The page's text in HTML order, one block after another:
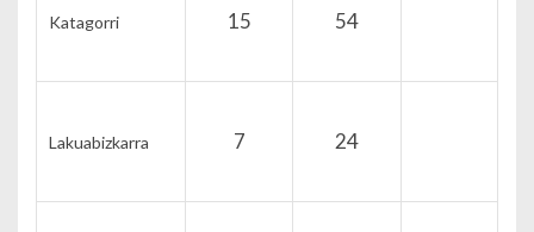
Katagorri 15 54
Lakuabizkarra 7 24